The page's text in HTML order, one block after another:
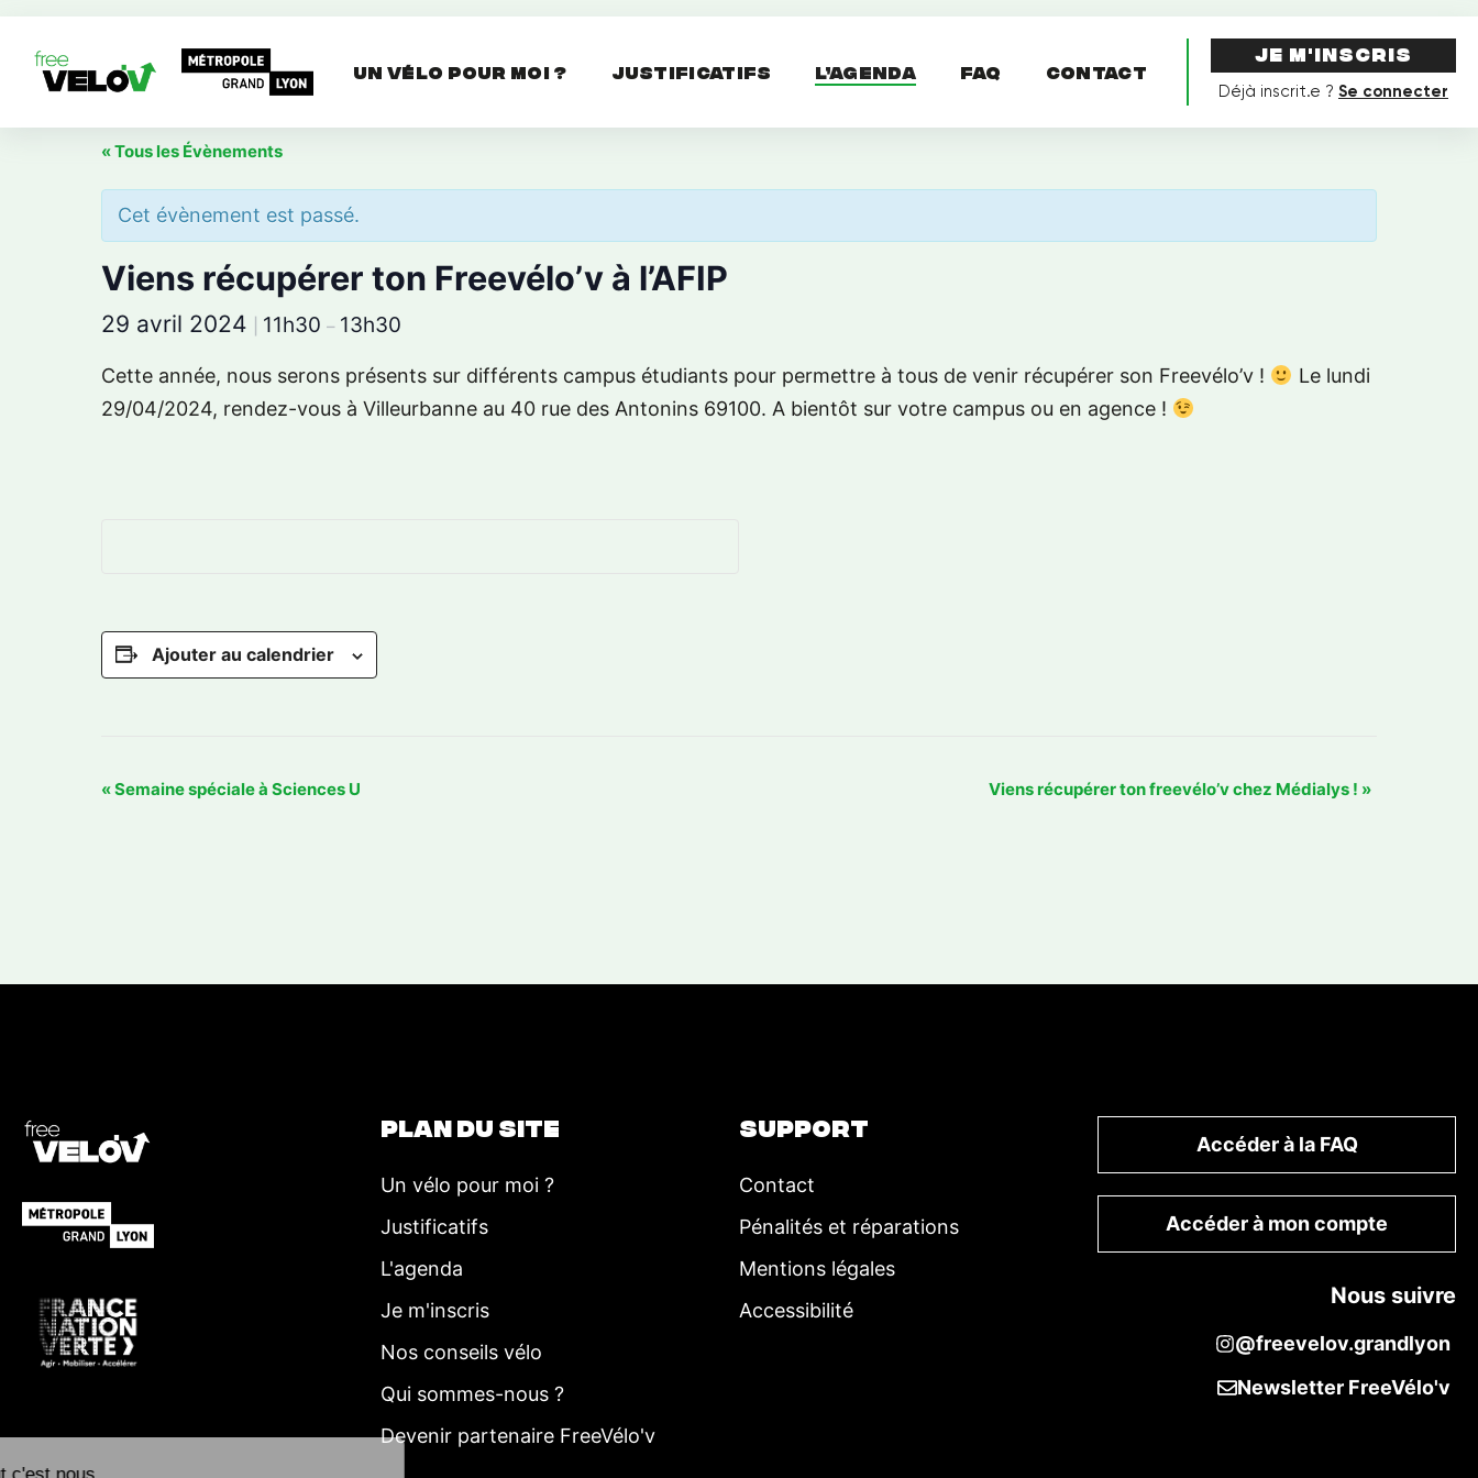
contenu
Un vélo pour moi ? Justificatifs L’agenda FAQ Contact
Je m'inscris
Déjà inscrit.e ? Se connecter
« Tous les Évènements
Cet évènement est passé.
Viens récupérer ton Freevélo’v à l’AFIP
29 avril 2024 11h30 – 13h30
Cette année, nous serons présents sur différents campus étudiants pour permettre à tous de venir récupérer son Freevélo’v !
Le lundi
29/04/2024, rendez-vous à Villeurbanne au 40 rue des Antonins 69100. A bientôt sur votre campus ou en agence !
Ajouter au calendrier
N
t
v
n
e
e
n
«Semaine spéciale à Sciences U Viens récupérer ton freevélo’v chez Médialys ! »
PLAN DU SITE
Un vélo pour moi ?
Justificatifs
L'agenda
Je m'inscris
Nos conseils vélo
Qui sommes-nous ?
Devenir partenaire FreeVélo'v
SUPPORT
Contact
Pénalités et réparations
Mentions légales
Accessibilité
Accéder à la FAQ
Accéder à mon compte
Nous suivre
@freevelov.grandlyon
Newsletter FreeVélo'v
Salut c'est nous...